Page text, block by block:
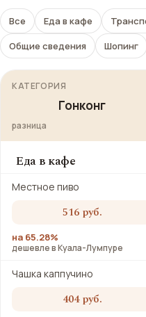
Все Еда в кафе
Общие сведения
Шопинг
КАТЕГОРИЯ
Гонконг
разница
Еда в кафе
Местное пиво
516 руб.
на 65.28%
дешевле в Куала-Лумпуре
Чашка каппучино
404 руб.